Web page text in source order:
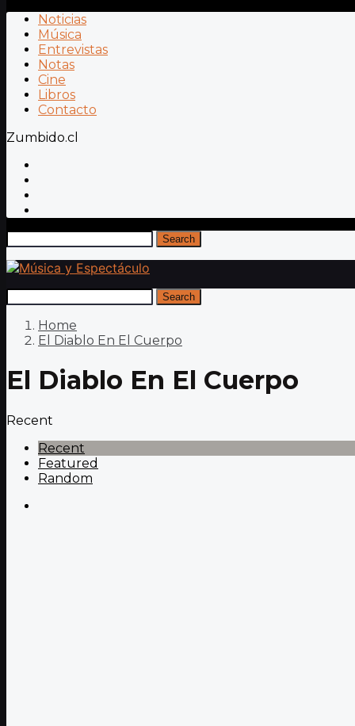
Noticias
Música
Entrevistas
Notas
Cine
Libros
Contacto
Zumbido.cl
Search
Search
Home
El Diablo En El Cuerpo
El Diablo En El Cuerpo
Recent
Recent
Featured
Random